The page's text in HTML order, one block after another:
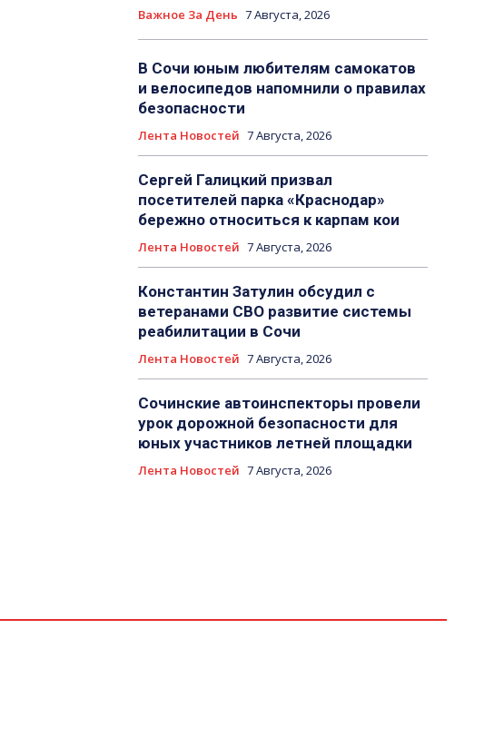
Важное За День 7 Августа, 2026
В Сочи юным любителям самокатов
и велосипедов напомнили о правилах
безопасности
Лента Новостей 7 Августа, 2026
Сергей Галицкий призвал
посетителей парка «Краснодар»
бережно относиться к карпам кои
Лента Новостей 7 Августа, 2026
Константин Затулин обсудил с
ветеранами СВО развитие системы
реабилитации в Сочи
Лента Новостей 7 Августа, 2026
Сочинские автоинспекторы провели
урок дорожной безопасности для
юных участников летней площадки
Лента Новостей 7 Августа, 2026